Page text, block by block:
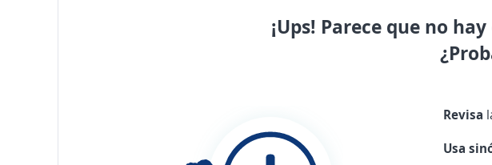
¡Ups! Parece que no
Revisa
Usa